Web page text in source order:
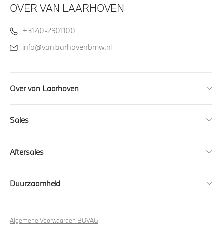
OVER VAN LAARHOVEN
+3140-2901100
info@vanlaarhovenbmw.nl
Over van Laarhoven
Sales
Aftersales
Duurzaamheid
Algemene Voorwaarden BOVAG